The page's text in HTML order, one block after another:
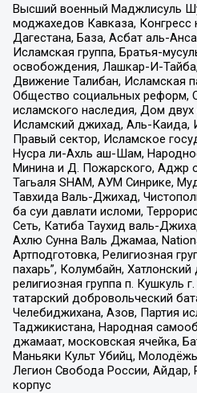
Высший военный Маджлисуль
моджахедов Кавказа, Конгресс
Дагестана, База, Асбат аль-
Исламская группа, Братья-
освобождения, Лашкар-И-
Движение Талибан, Исламская
Общество социальных реформ,
исламского наследия, Дом
Исламский джихад, Аль-Каида,
Правый сектор, Исламское
Нусра ли-Ахль аш-Шам,
Минина и Д. Пожарского, Аджр
Тагьаля SHAM, АУМ Синрике,
Тавхида Валь-Джихад,
ба суи давлати исломи,
Сеть, Катиба Таухид валь-
Ахлю Сунна Валь Джамаа,
Артподготовка, Религиозная
пахарь”, Колумбайн,
религиозная группа п. Кушкуль
татарский добровольческий
Челебиджихана, Азов, Партия
Таджикистана, Народная
джамаат, московская ячейка,
Маньяки Культ Убийц,
Легион Свобода России, Айдар,
корпус